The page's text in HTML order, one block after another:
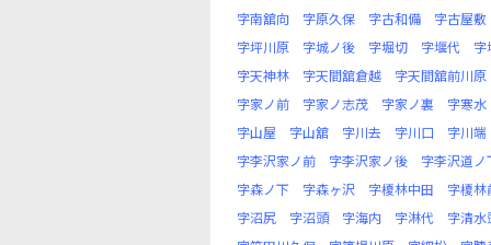
字南舘向
字原久保 字古和備
字古屋敷
字坪川原
字城ノ後 字堀切 字堰代
字
字天神林
字天間舘倉越
字天間舘前川原
字家ノ前
字家ノ志茂 字家ノ裏
字寒水
字山屋
字山舘 字川去 字川口
字川端
字李沢家ノ前
字李沢家ノ後
字李沢道ノ
字森ノ下
字森ヶ沢 字榎林中田
字榎林
字沼尻
字沼頭 字海内 字淋代
字清水